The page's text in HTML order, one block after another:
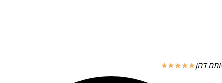
יותם דהן☆
☆
☆
☆
☆